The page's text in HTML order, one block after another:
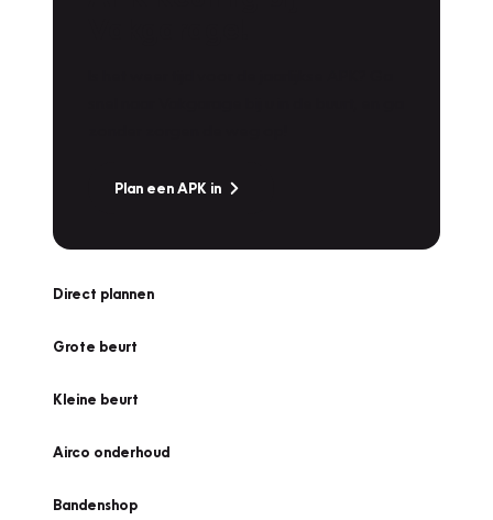
Plan een APK in
Direct plannen
Grote beurt
Kleine beurt
Airco onderhoud
Bandenshop